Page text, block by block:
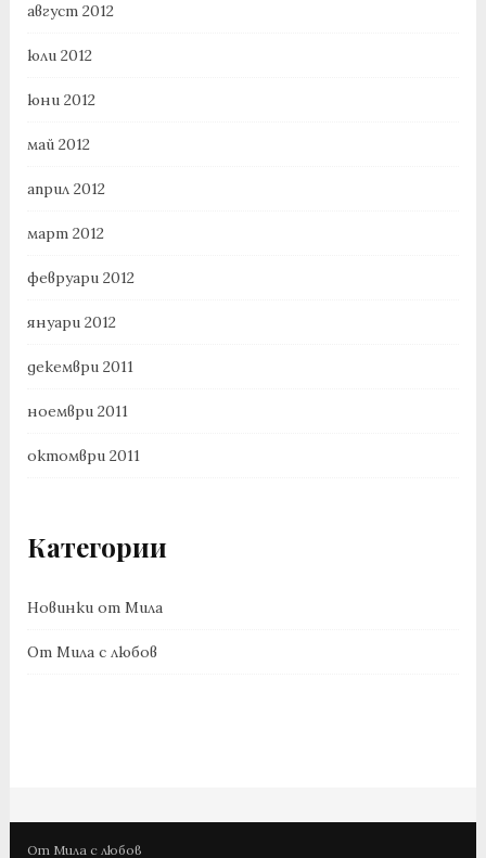
август 2012
юли 2012
юни 2012
май 2012
април 2012
март 2012
февруари 2012
януари 2012
декември 2011
ноември 2011
октомври 2011
Категории
Новинки от Мила
От Мила с любов
От Мила с любов